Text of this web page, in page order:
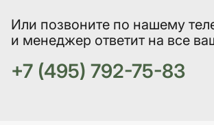
Или позвоните по нашему
и менеджер ответит на все
+7 (495) 792-75-83